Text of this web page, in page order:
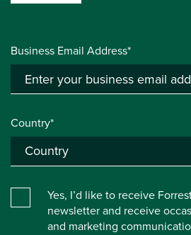
Business Email Address*
Country*
Yes, I’d like to receive
newsletter and receive
and marketing